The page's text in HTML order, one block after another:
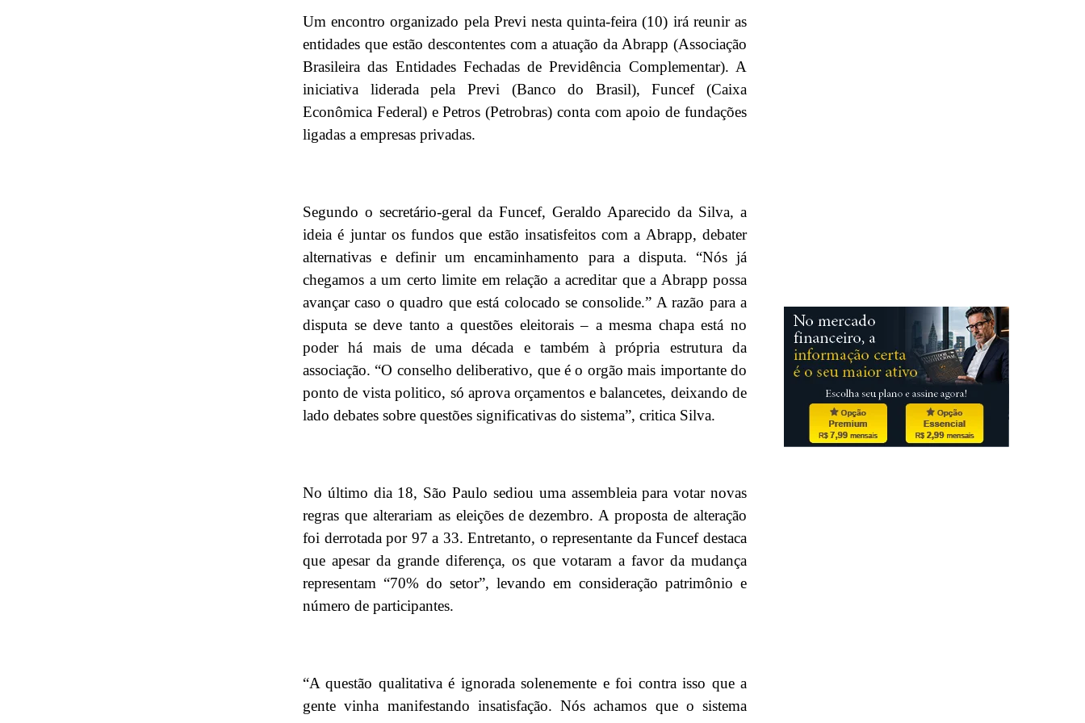
Um encontro organizado pela Previ nesta quinta-feira (10) irá reunir as
entidades que estão descontentes com a atuação da Abrapp (Associação
Brasileira das Entidades Fechadas de Previdência Complementar). A
iniciativa liderada pela Previ (Banco do Brasil), Funcef (Caixa
Econômica Federal) e Petros (Petrobras) conta com apoio de fundações
ligadas a empresas privadas.
Segundo o secretário-geral da Funcef, Geraldo Aparecido da Silva, a
ideia é juntar os fundos que estão insatisfeitos com a Abrapp, debater
alternativas e definir um encaminhamento para a disputa. “Nós já
chegamos a um certo limite em relação a acreditar que a Abrapp possa
avançar caso o quadro que está colocado se consolide.” A razão para a
disputa se deve tanto a questões eleitorais – a mesma chapa está no
poder há mais de uma década e também à própria estrutura da
associação. “O conselho deliberativo, que é o orgão mais importante do
ponto de vista politico, só aprova orçamentos e balancetes, deixando de
lado debates sobre questões significativas do sistema”, critica Silva.
No último dia 18, São Paulo sediou uma assembleia para votar novas
regras que alterariam as eleições de dezembro. A proposta de alteração
foi derrotada por 97 a 33. Entretanto, o representante da Funcef destaca
que apesar da grande diferença, os que votaram a favor da mudança
representam “70% do setor”, levando em consideração patrimônio e
número de participantes.
“A questão qualitativa é ignorada solenemente e foi contra isso que a
gente vinha manifestando insatisfação. Nós achamos que o sistema